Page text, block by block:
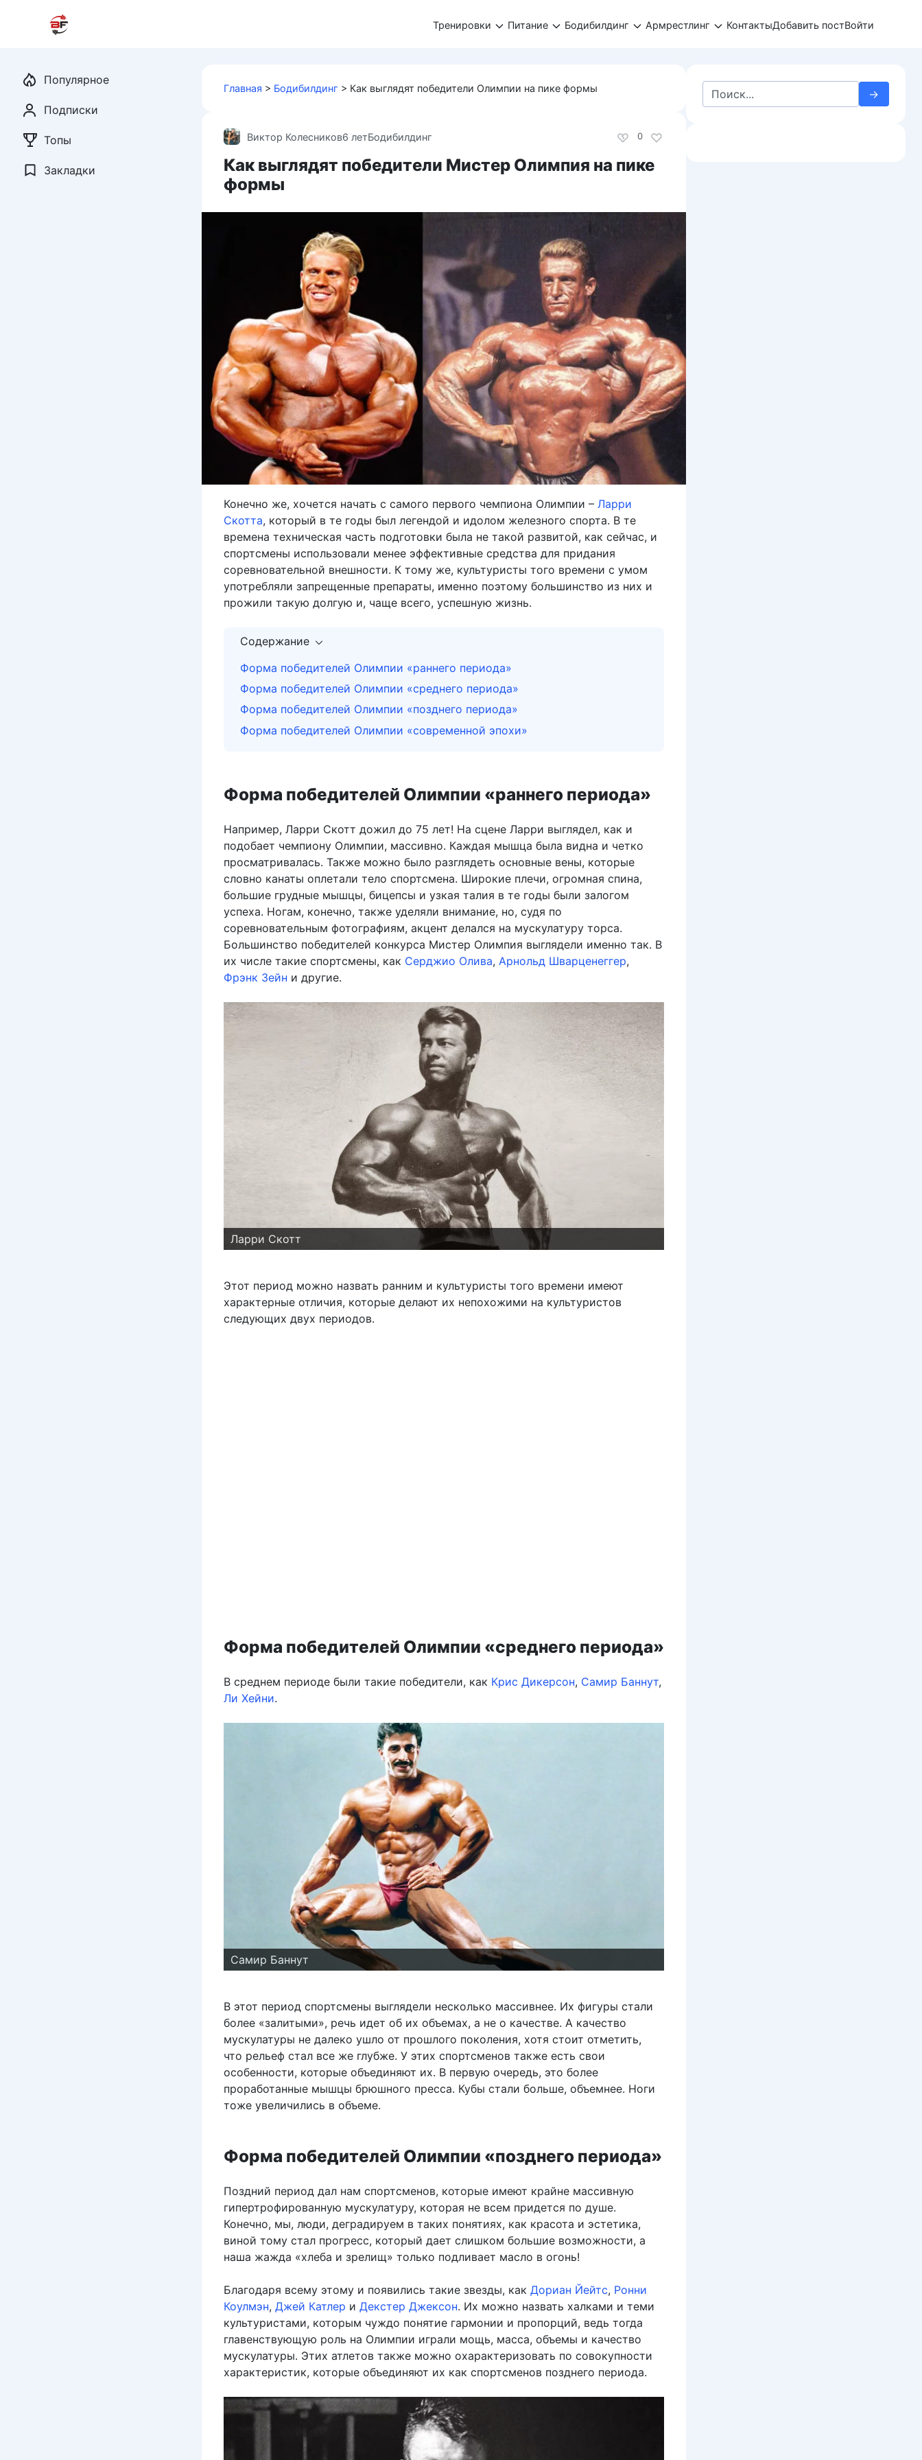
Тренировки Питание Бодибилдинг Армрестлинг КонтактыДобавить постВойти
Главная > Бодибилдинг > Как выглядят победители Олимпии на пике формы
0
Виктор Колесников6 летБодибилдинг
Как выглядят победители Мистер Олимпия на пике
формы
Конечно же, хочется начать с самого первого чемпиона Олимпии – Ларри
Скотта, который в те годы был легендой и идолом железного спорта. В те
времена техническая часть подготовки была не такой развитой, как сейчас, и
спортсмены использовали менее эффективные средства для придания
соревновательной внешности. К тому же, культуристы того времени с умом
употребляли запрещенные препараты, именно поэтому большинство из них и
прожили такую долгую и, чаще всего, успешную жизнь.
Содержание
Форма победителей Олимпии «раннего периода»
Форма победителей Олимпии «среднего периода»
Форма победителей Олимпии «позднего периода»
Форма победителей Олимпии «современной эпохи»
Форма победителей Олимпии «раннего периода»
Например, Ларри Скотт дожил до 75 лет! На сцене Ларри выглядел, как и
подобает чемпиону Олимпии, массивно. Каждая мышца была видна и четко
просматривалась. Также можно было разглядеть основные вены, которые
словно канаты оплетали тело спортсмена. Широкие плечи, огромная спина,
большие грудные мышцы, бицепсы и узкая талия в те годы были залогом
успеха. Ногам, конечно, также уделяли внимание, но, судя по
соревновательным фотографиям, акцент делался на мускулатуру торса.
Большинство победителей конкурса Мистер Олимпия выглядели именно так. В
их числе такие спортсмены, как Серджио Олива, Арнольд Шварценеггер,
Фрэнк Зейн и другие.
Ларри Скотт
Этот период можно назвать ранним и культуристы того времени имеют
характерные отличия, которые делают их непохожими на культуристов
следующих двух периодов.
Форма победителей Олимпии «среднего периода»
В среднем периоде были такие победители, как Крис Дикерсон, Самир Баннут,
Ли Хейни.
Самир Баннут
В этот период спортсмены выглядели несколько массивнее. Их фигуры стали
более «залитыми», речь идет об их объемах, а не о качестве. А качество
мускулатуры не далеко ушло от прошлого поколения, хотя стоит отметить,
что рельеф стал все же глубже. У этих спортсменов также есть свои
особенности, которые объединяют их. В первую очередь, это более
проработанные мышцы брюшного пресса. Кубы стали больше, объемнее. Ноги
тоже увеличились в объеме.
Форма победителей Олимпии «позднего периода»
Поздний период дал нам спортсменов, которые имеют крайне массивную
гипертрофированную мускулатуру, которая не всем придется по душе.
Конечно, мы, люди, деградируем в таких понятиях, как красота и эстетика,
виной тому стал прогресс, который дает слишком большие возможности, а
наша жажда «хлеба и зрелищ» только подливает масло в огонь!
Благодаря всему этому и появились такие звезды, как Дориан Йейтс, Ронни
Коулмэн, Джей Катлер и Декстер Джексон. Их можно назвать халками и теми
культуристами, которым чуждо понятие гармонии и пропорций, ведь тогда
главенствующую роль на Олимпии играли мощь, масса, объемы и качество
мускулатуры. Этих атлетов также можно охарактеризовать по совокупности
характеристик, которые объединяют их как спортсменов позднего периода.
Популярное
Подписки
Топы
Закладки
Search
for: